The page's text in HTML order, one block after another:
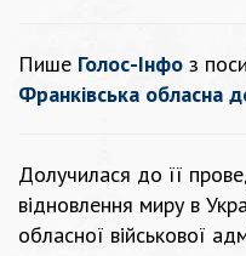
Пише Голос-Інфо з
Франківська обласна
Долучилася до її
відновлення миру в
обласної військової